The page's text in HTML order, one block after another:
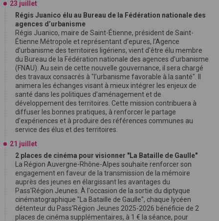
23 juillet
Régis Juanico élu au Bureau de la Fédération nationale des
agences d’urbanisme
Régis Juanico, maire de Saint-Étienne, président de Saint-
Étienne Métropole et représentant d’epures, l’Agence
d’urbanisme des territoires ligériens, vient d'être élu membre
du Bureau de la Fédération nationale des agences d’urbanisme
(FNAU). Au sein de cette nouvelle gouvernance, il sera chargé
des travaux consacrés à "l’urbanisme favorable à la santé". Il
animera les échanges visant à mieux intégrer les enjeux de
santé dans les politiques d’aménagement et de
développement des territoires. Cette mission contribuera à
diffuser les bonnes pratiques, à renforcer le partage
d’expériences et à produire des références communes au
service des élus et des territoires.
21 juillet
2 places de cinéma pour visionner "La Bataille de Gaulle"
La Région Auvergne-Rhône-Alpes souhaite renforcer son
engagement en faveur de la transmission de la mémoire
auprès des jeunes en élargissant les avantages du
Pass'Région Jeunes. À l'occasion de la sortie du diptyque
cinématographique "La Bataille de Gaulle", chaque lycéen
détenteur du Pass'Région Jeunes 2025-2026 bénéficie de 2
places de cinéma supplémentaires, à 1 € la séance, pour